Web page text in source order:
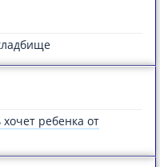
ребенка от